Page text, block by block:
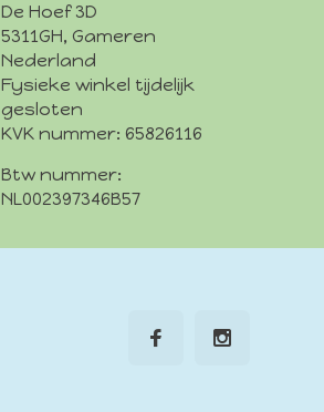
De Hoef 3D
5311GH, Gameren
Nederland
Fysieke winkel tijdelijk
gesloten
KVK nummer: 65826116
Btw nummer:
NL002397346B57